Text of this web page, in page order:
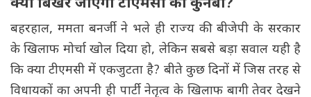
क्या बिखर जाएगा टीएमसी का कुनबा?
बहरहाल, ममता बनर्जी ने भले ही राज्य की बीजेपी के सरकार
के खिलाफ मोर्चा खोल दिया हो, लेकिन सबसे बड़ा सवाल यही है
कि क्या टीएमसी में एकजुटता है? बीते कुछ दिनों में जिस तरह से
विधायकों का अपनी ही पार्टी नेतृत्व के खिलाफ बागी तेवर देखने